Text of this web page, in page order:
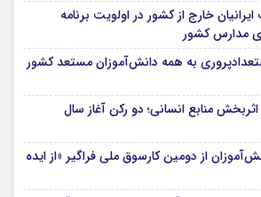
خارج از کشور در اولویت برنامه
مدارس کشور
به همه دانش‌آموزان مستعد کشور
منابع انسانی؛ دو رکن آغاز سال
از دومین کارسوق ملی فراگیر «از ایده